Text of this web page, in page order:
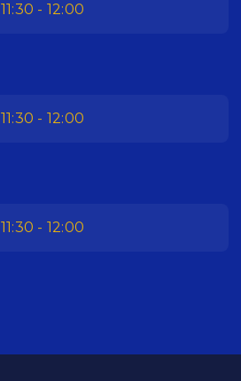
11:30 - 12:00
11:30 - 12:00
11:30 - 12:00